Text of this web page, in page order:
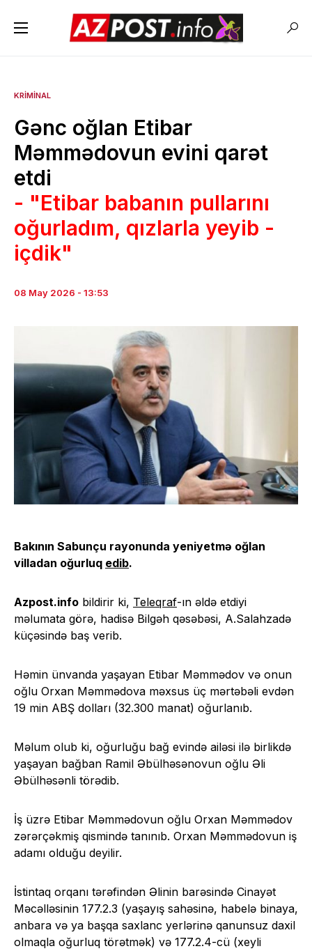
KRIMINAL
Gənc oğlan Etibar
Məmmədovun evini qarət
etdi
- "Etibar babanın pullarını
oğurladım, qızlarla yeyib -
içdik"
08 May 2026 - 13:53
Bakının Sabunçu rayonunda yeniyetmə oğlan
villadan oğurluq edib.
Azpost.info bildirir ki, Teleqraf-ın əldə etdiyi
məlumata görə, hadisə Bilgəh qəsəbəsi, A.Salahzadə
küçəsində baş verib.
Həmin ünvanda yaşayan Etibar Məmmədov və onun
oğlu Orxan Məmmədova məxsus üç mərtəbəli evdən
19 min ABŞ dolları (32.300 manat) oğurlanıb.
Məlum olub ki, oğurluğu bağ evində ailəsi ilə birlikdə
yaşayan bağban Ramil Əbülhəsənovun oğlu Əli
Əbülhəsənli törədib.
İş üzrə Etibar Məmmədovun oğlu Orxan Məmmədov
zərərçəkmiş qismində tanınıb. Orxan Məmmədovun iş
adamı olduğu deyilir.
İstintaq orqanı tərəfindən Əlinin barəsində Cinayət
Məcəlləsinin 177.2.3 (yaşayış sahəsinə, habelə binaya,
anbara və ya başqa saxlanc yerlərinə qanunsuz daxil
olmaqla oğurluq törətmək) və 177.2.4-cü (xeyli